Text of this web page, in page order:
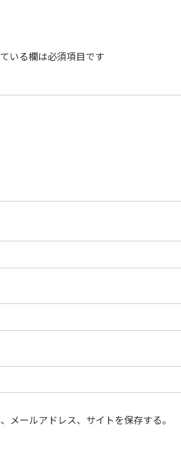
いる欄は必須項目です
メールアドレス、サイトを保存する。